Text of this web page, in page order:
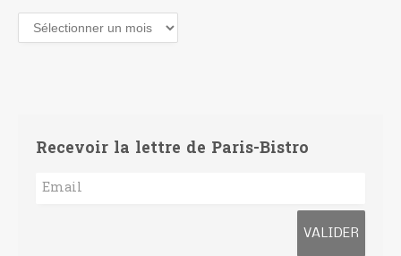
Archives
Recevoir la lettre de Paris-Bistro